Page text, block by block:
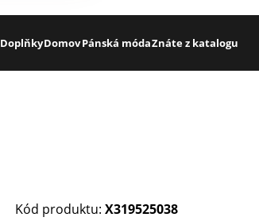
DoplňkyDomovPánská módaZnáte z katalogu
Kód produktu: X319525038